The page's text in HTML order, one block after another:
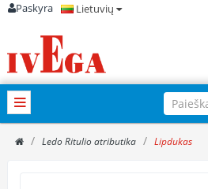
Paskyra Lietuvių
Ledo Ritulio atributika Lipdukas